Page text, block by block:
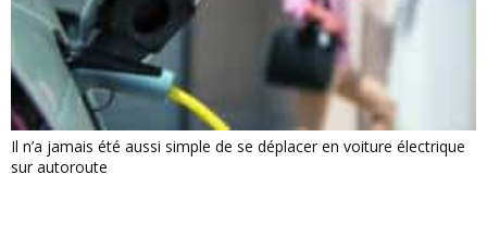
Il n’a jamais été aussi simple de se déplacer en voiture électrique
sur autoroute